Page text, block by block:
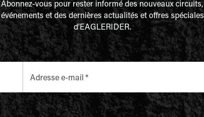
Abonnez-vous pour rester informé des nouveaux circuits,
événements et des dernières actualités et offres spéciales
d'EAGLERIDER.
Adresse e-mail *